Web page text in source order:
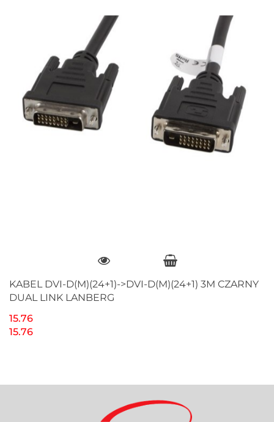
KABEL DVI-D(M)(24+1)->DVI-D(M)(24+1) 3M CZARNY
DUAL LINK LANBERG
15.76
15.76